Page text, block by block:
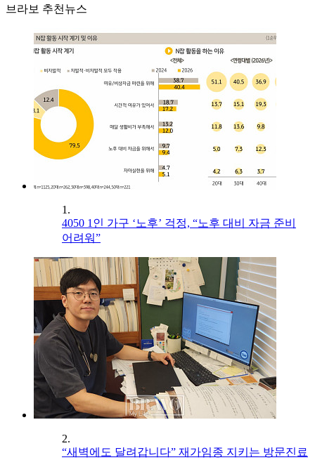
브라보 추천뉴스
1.
4050 1인 가구 ‘노후’ 걱정, “노후 대비 자금 준비
어려워”
2.
“새벽에도 달려갑니다” 재가임종 지키는 방문진료